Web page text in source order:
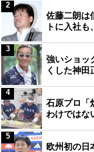
佐藤二朗は
トに入社
2
強いショッ
くした神田
3
石原プロ「
わけではな
4
欧州初の日
5